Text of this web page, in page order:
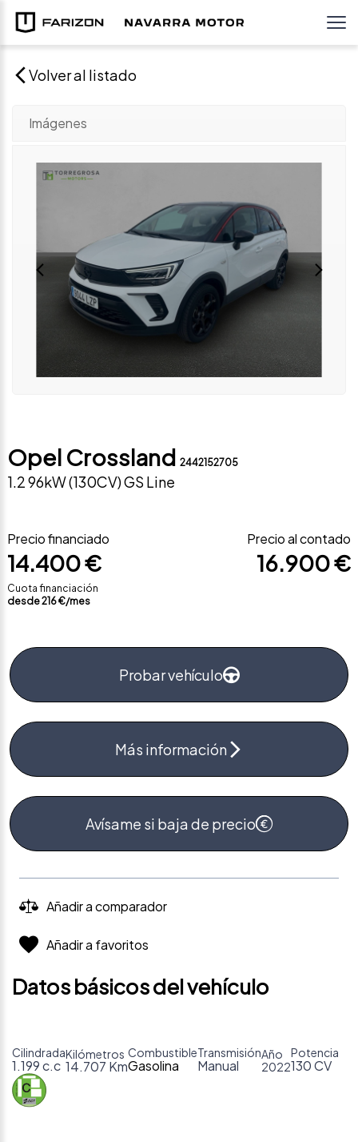
Volver al listado
Imágenes
Opel Crossland 2442152705
1.2 96kW (130CV) GS Line
Precio financiado
14.400 €
Cuota financiación
desde216€/mes
Precio al contado
16.900 €
Probar vehículo
Más información
Avísame si baja de precio
Añadir a comparador
Añadir a favoritos
Datos básicos del vehículo
Cilindrada
1.199 c.c
Kilómetros
14.707 Km
Combustible
Gasolina
Transmisión
Manual
Año
2022
Potencia
130 CV